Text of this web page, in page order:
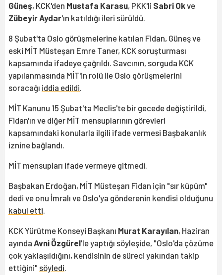
Güneş, KCK'den Mustafa Karasu, PKK'li Sabri Okve
Zübeyir Aydar'ın katıldığı ileri sürüldü.
8 Şubat'ta Oslo görüşmelerine katılan Fidan, Güneş ve
eski MİT Müsteşarı Emre Taner, KCK soruşturması
kapsamında ifadeye çağrıldı. Savcının, sorguda KCK
yapılanmasında MİT'in rolü ile Oslo görüşmelerini
soracağı iddia edildi.
MİT Kanunu 15 Şubat'ta Meclis'te bir gecede değiştirildi,
Fidan'ın ve diğer MİT mensuplarının görevleri
kapsamındaki konularla ilgili ifade vermesi Başbakanlık
iznine bağlandı.
MİT mensupları ifade vermeye gitmedi.
Başbakan Erdoğan, MİT Müsteşarı Fidan için "sır küpüm"
dedi ve onu İmralı ve Oslo'ya gönderenin kendisi olduğunu
kabul etti.
KCK Yürütme Konseyi Başkanı Murat Karayılan, Haziran
ayında Avni Özgürel'le yaptığı söyleşide, "Oslo'da çözüme
çok yaklaşıldığını, kendisinin de süreci yakından takip
ettiğini" söyledi.